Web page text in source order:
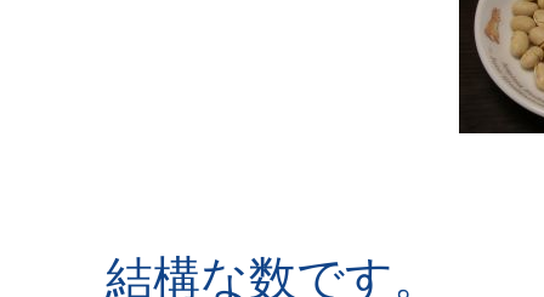
結構な数です。